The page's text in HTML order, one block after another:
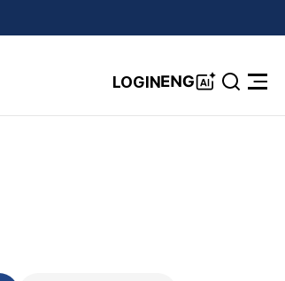
LOGINENG A
검
전